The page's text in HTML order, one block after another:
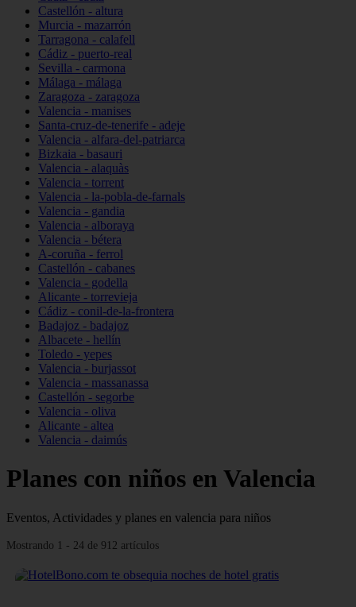
Castellón - altura
Murcia - mazarrón
Tarragona - calafell
Cádiz - puerto-real
Sevilla - carmona
Málaga - málaga
Zaragoza - zaragoza
Valencia - manises
Santa-cruz-de-tenerife - adeje
Valencia - alfara-del-patriarca
Bizkaia - basauri
Valencia - alaquàs
Valencia - torrent
Valencia - la-pobla-de-farnals
Valencia - gandia
Valencia - alboraya
Valencia - bétera
A-coruña - ferrol
Castellón - cabanes
Valencia - godella
Alicante - torrevieja
Cádiz - conil-de-la-frontera
Badajoz - badajoz
Albacete - hellín
Toledo - yepes
Valencia - burjassot
Valencia - massanassa
Castellón - segorbe
Valencia - oliva
Alicante - altea
Valencia - daimús
Planes con niños en Valencia
Eventos, Actividades y planes en valencia para niños
Mostrando 1 - 24 de 912 artículos